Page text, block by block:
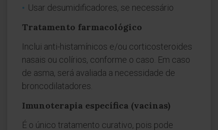
Usar desumidificadores, se necessário
Tratamento farmacológico
Inclui anti-histamínicos e/ou corticosteroides
nasais ou colírios, conforme o caso. Em caso
de asma, será avaliada a necessidade de
broncodilatadores.
Imunoterapia específica (vacinas)
É o único tratamento curativo, pois pode